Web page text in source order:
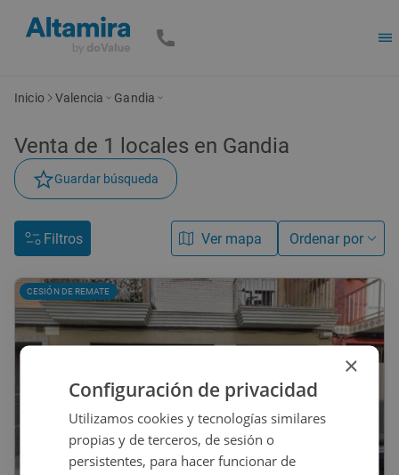
Inicio Valencia Gandia
Venta de 1 locales en Gandia
Guardar búsqueda
Filtros Ver mapa Ordenar por
CESIÓN DE REMATE
×
Configuración de privacidad
Utilizamos cookies y tecnologías similares
propias y de terceros, de sesión o
persistentes, para hacer funcionar de